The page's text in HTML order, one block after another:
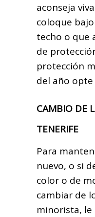
aconseja
coloque
techo o que
de
protección
del año
CAMBIO DE
TENERIFE
Para
nuevo, o si
color o de
cambiar de
minorista,